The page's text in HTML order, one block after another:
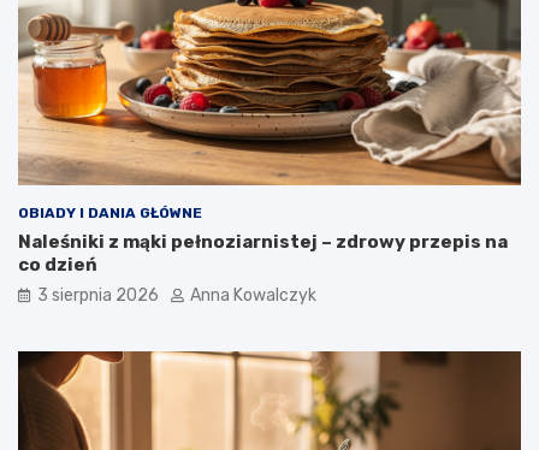
OBIADY I DANIA GŁÓWNE
Naleśniki z mąki pełnoziarnistej – zdrowy przepis na
co dzień
3 sierpnia 2026 Anna Kowalczyk